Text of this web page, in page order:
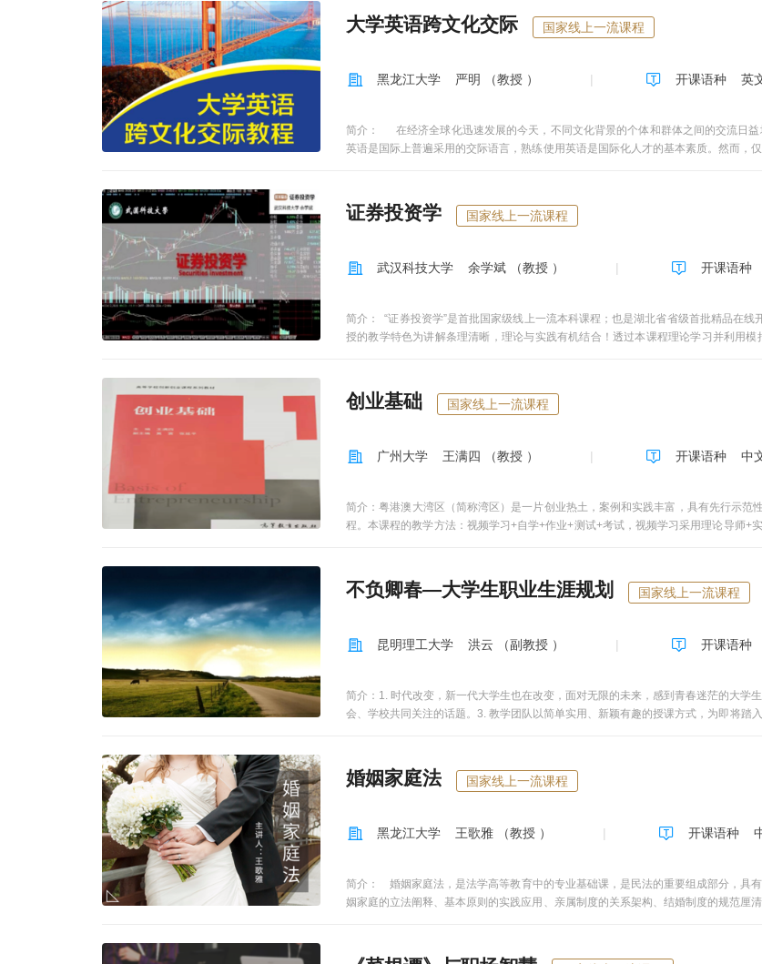
动学习一两门创业学课程，是广大青年学生迎战双创时代的重要“装备”！人人都有创
大量的技能、素质和经验，都应该成为自己的CEO。拥有创业素质就是为自己创造人
大学英语跨文化交际 国家线上一流课程
黑龙江大学 严明 （教授 ） 开课语种 英
简介： 在经济全球化迅速发展的今天，不同文化背景的个体和群体之间的交流日益
英语是国际上普遍采用的交际语言，熟练使用英语是国际化人才的基本素质。然而，
交际的定义和种类；第三章对影响人们感知和认知世界的文化因素进行了剖析；第四
了文化差异在言语交际和非言语交际方面的种种表现；第七章探讨了文化模式的定义
证券投资学 国家线上一流课程
武汉科技大学 余学斌 （教授 ） 开课语种
简介： “证券投资学”是首批国家级线上一流本科课程；也是湖北省省级首批精品
授的教学特色为讲解条理清晰，理论与实践有机结合！透过本课程理论学习并利用
创业基础 国家线上一流课程
广州大学 王满四 （教授 ） 开课语种 中
简介：粤港澳大湾区（简称湾区）是一片创业热土，案例和实践丰富，具有先行示范
程。本课程的教学方法：视频学习+自学+作业+测试+考试，视频学习采用理论导师+
重政策梳理和实际操作，把握创业孵化平台分布和特色，展现湾区对创业者育苗扶苗
撰写、项目路演、投融资对接、市场开拓等实践活动，增加挑战度，体现立德树人。
学生和博采湾区素材的教学资源第一，为避免单一教师说教式授课的枯燥与乏味，
互动式讲授、辩论式研讨方式呈现。 第二，构建来源于湾区高校师生科研成果、社
团队+指导教师+知名专家”互动访谈的方式，制作8个最新的本课程团队培育的“95后
和体现湾区特色的教学方式第一，把控学习过程。为避免离开视频刷视频，视频中间
养创业精神3. 创业与就业的决策4. 创业团队组建与股权设计原则5. 创业团队的管理
不负卿春—大学生职业生涯规划 国家线上一流课程
昆明理工大学 洪云 （副教授 ） 开课语种
简介：1. 时代改变，新一代大学生也在改变，面对无限的未来，感到青春迷茫的大学
会、学校共同关注的话题。3. 教学团队以简单实用、新颖有趣的授课方式，为即将踏
婚姻家庭法 国家线上一流课程
黑龙江大学 王歌雅 （教授 ） 开课语种
简介： 婚姻家庭法，是法学高等教育中的专业基础课，是民法的重要组成部分，
姻家庭的立法阐释、基本原则的实践应用、亲属制度的关系架构、结婚制度的规范厘